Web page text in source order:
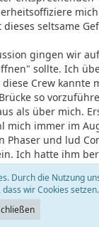
seltsame
gingen wir
sollte. Ich
Crew kannte
so
als über mich.
mich immer im
Phaser und lud
Ich hatte ihm
neuen San Diego
es wurde Zeit,
die Lexington
die gesamte
Durch die Nutzung
wir Cookies setzen.